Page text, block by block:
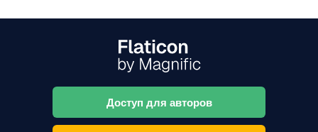
Доступ для авторов